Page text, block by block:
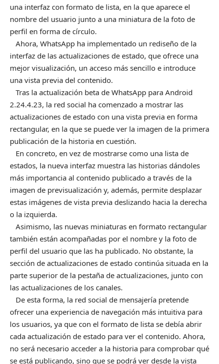
una interfaz con formato de lista, en la que aparece el
nombre del usuario junto a una miniatura de la foto de
perfil en forma de círculo.
Ahora, WhatsApp ha implementado un rediseño de la
interfaz de las actualizaciones de estado, que ofrece una
mejor visualización, un acceso más sencillo e introduce
una vista previa del contenido.
Tras la actualización beta de WhatsApp para Android
2.24.4.23, la red social ha comenzado a mostrar las
actualizaciones de estado con una vista previa en forma
rectangular, en la que se puede ver la imagen de la primera
publicación de la historia en cuestión.
En concreto, en vez de mostrarse como una lista de
estados, la nueva interfaz muestra las historias dándoles
más importancia al contenido publicado a través de la
imagen de previsualización y, además, permite desplazar
estas imágenes de vista previa deslizando hacia la derecha
o la izquierda.
Asimismo, las nuevas miniaturas en formato rectangular
también están acompañadas por el nombre y la foto de
perfil del usuario que las ha publicado. No obstante, la
sección de actualizaciones de estado continúa situada en la
parte superior de la pestaña de actualizaciones, junto con
las actualizaciones de los canales.
De esta forma, la red social de mensajería pretende
ofrecer una experiencia de navegación más intuitiva para
los usuarios, ya que con el formato de lista se debía abrir
cada actualización de estado para ver el contenido. Ahora,
no será necesario acceder a la historia para comprobar qué
se está publicando, sino que se podrá ver desde la vista